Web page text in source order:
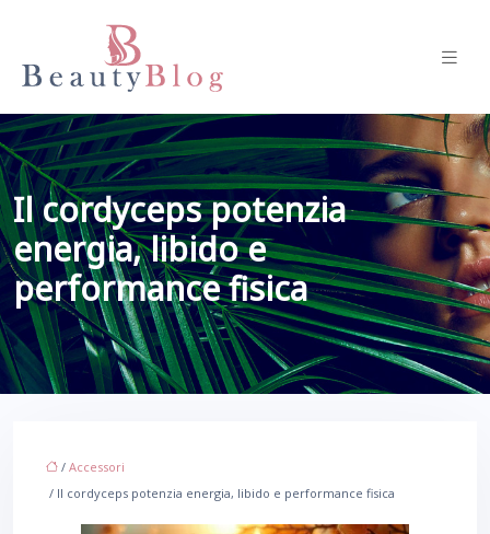
Il cordyceps potenzia
energia, libido e
performance fisica
/ Accessori
/ Il cordyceps potenzia energia, libido e performance fisica